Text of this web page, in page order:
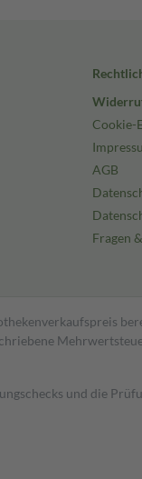
Cookie-
AGB
Fragen
und die